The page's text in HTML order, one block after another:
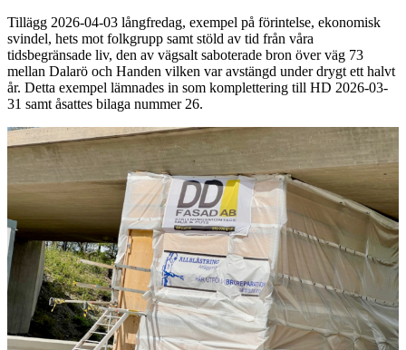
Tillägg 2026-04-03 långfredag, exempel på förintelse, ekonomisk
svindel, hets mot folkgrupp samt stöld av tid från våra
tidsbegränsade liv, den av vägsalt saboterade bron över väg 73
mellan Dalarö och Handen vilken var avstängd under drygt ett halvt
år. Detta exempel lämnades in som komplettering till HD 2026-03-
31 samt åsattes bilaga nummer 26.